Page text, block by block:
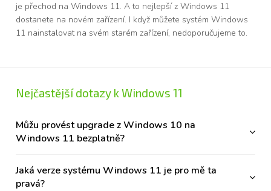
je přechod na Windows 11. A to nejlepší z Windows 11
dostanete na novém zařízení. I když můžete systém Windows
11 nainstalovat na svém starém zařízení, nedoporučujeme to.
Nejčastější dotazy k Windows 11
Můžu provést upgrade z Windows 10 na
Windows 11 bezplatně?
Jaká verze systému Windows 11 je pro mě ta
pravá?